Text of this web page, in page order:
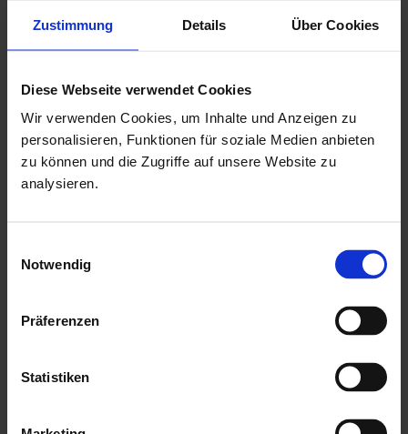
Zustimmung Details Über Cookies
Diese Webseite verwendet Cookies
Wir verwenden Cookies, um Inhalte und Anzeigen zu
personalisieren, Funktionen für soziale Medien anbieten
zu können und die Zugriffe auf unsere Website zu
analysieren.
Notwendig
Präferenzen
Statistiken
Tür mit einer niedrigen Metallschwelle
mit aufgesetzten Sprossen in Türen
18,5 mm Nut & Feder Holz für Dachbereich
ohne Fussboden & Unterkonstruktion
mit Echtglaseinsätzen als kostenlose Beigabe